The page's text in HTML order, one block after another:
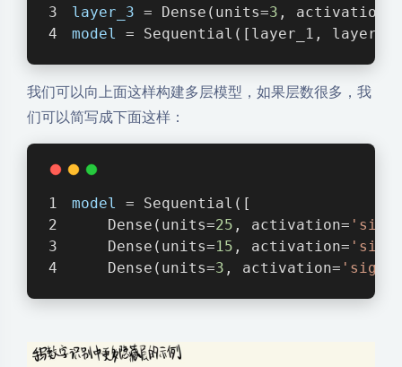
layer_3 = Dense(units=3 , activation=
model
= Sequential([layer_1,
我们可以向上面这样构建多层模型，如果层数很多，我
们可以简写成下面这样：
model
= Sequential([
    Dense(units=
25 , activation=
    Dense(units=
15 , activation=
    Dense(units=
3 , activation=